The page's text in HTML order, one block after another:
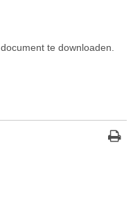
document te downloaden.